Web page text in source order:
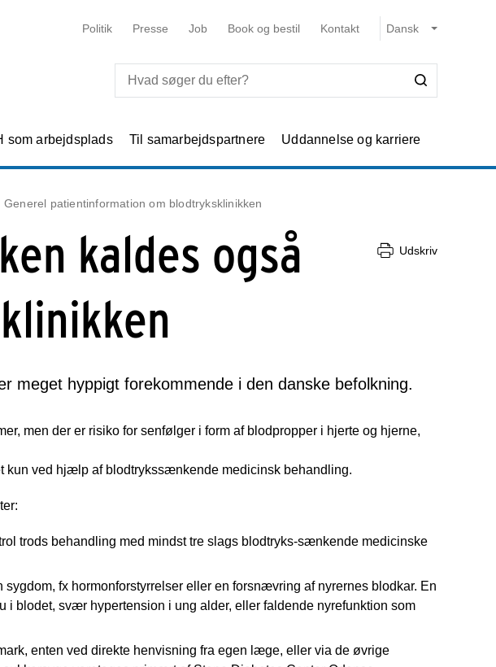
Politik Presse Job Book og bestil Kontakt
som arbejdsplads Til samarbejdspartnere Uddannelse og karriere
Generel patientinformation om blodtryksklinikken
kaldes også
Udskriv
meget hyppigt forekommende i den danske befolkning.
men der er risiko for senfølger i form af blodpropper i hjerte og hjerne,
kun ved hjælp af blodtrykssænkende medicinsk behandling.
trods behandling med mindst tre slags blodtryks-sænkende medicinske
fx hormonforstyrrelser eller en forsnævring af nyrernes blodkar. En
i blodet, svær hypertension i ung alder, eller faldende nyrefunktion som
enten ved direkte henvisning fra egen læge, eller via de øvrige